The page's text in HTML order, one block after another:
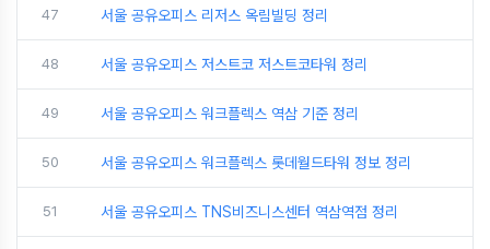
47 서울 공유오피스 리저스 옥림빌딩 정리
48 서울 공유오피스 저스트코 저스트코타워 정리
49 서울 공유오피스 워크플렉스 역삼 기준 정리
50 서울 공유오피스 워크플렉스 롯데월드타워 정보 정리
51 서울 공유오피스 TNS비즈니스센터 역삼역점 정리